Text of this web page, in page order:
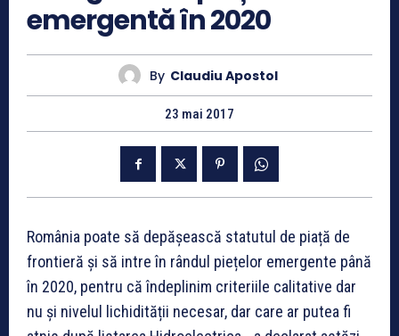
emergentă în 2020
By Claudiu Apostol
23 mai 2017
România poate să depășească statutul de piață de
frontieră și să intre în rândul piețelor emergente până
în 2020, pentru că îndeplinim criteriile calitative dar
nu și nivelul lichidității necesar, dar care ar putea fi